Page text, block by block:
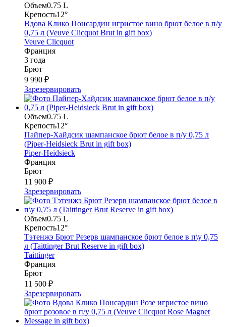
Объем0.75 L
Крепость12°
Вдова Клико Понсардин игристое вино брют белое в п/у
0,75 л (Veuve Clicquot Brut in gift box)
Veuve Clicquot
Франция
3 года
Брют
9 990 ₽
Зарезервировать
Объем0.75 L
Крепость12°
Пайпер-Хайдсик шампанское брют белое в п/у 0,75 л
(Piper-Heidsieck Brut in gift box)
Piper-Heidsieck
Франция
Брют
11 900 ₽
Зарезервировать
Объем0.75 L
Крепость12°
Тэтенжэ Брют Резерв шампанское брют белое в п\у 0,75
л (Taittinger Brut Reserve in gift box)
Taittinger
Франция
Брют
11 500 ₽
Зарезервировать